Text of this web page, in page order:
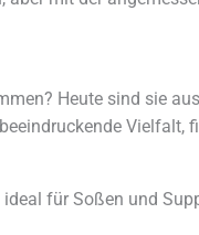
Heute sind sie
Vielfalt,
für Soßen und